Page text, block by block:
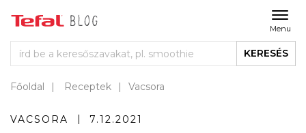
Menu
KERESÉS
Főoldal Receptek Vacsora
VACSORA 7.12.2021